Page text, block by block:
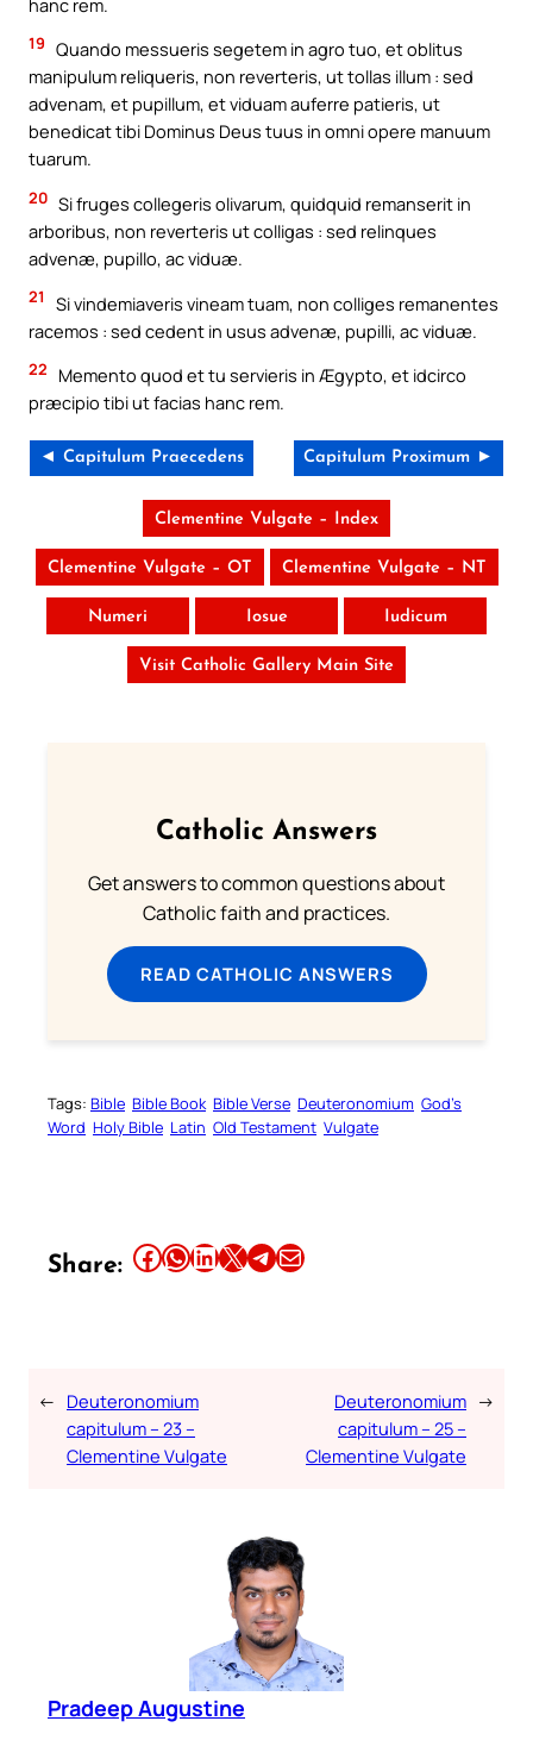
19 Quando messueris segetem in agro tuo, et oblitus
manipulum reliqueris, non reverteris, ut tollas illum : sed
advenam, et pupillum, et viduam auferre patieris, ut
benedicat tibi Dominus Deus tuus in omni opere manuum
tuarum.
20 Si fruges collegeris olivarum, quidquid remanserit in
arboribus, non reverteris ut colligas : sed relinques
advenæ, pupillo, ac viduæ.
21
Si vindemiaveris vineam tuam, non colliges remanentes
racemos : sed cedent in usus advenæ, pupilli, ac viduæ.
22
Memento quod et tu servieris in Ægypto, et idcirco
præcipio tibi ut facias hanc rem.
◄ Capitulum Praecedens Capitulum Proximum ►
Clementine Vulgate – Index
Clementine Vulgate – OT Clementine Vulgate – NT
Numeri Iosue Iudicum
Visit Catholic Gallery Main Site
Catholic Answers
Get answers to common questions about
Catholic faith and practices.
READ CATHOLIC ANSWERS
Tags: Bible Bible Book Bible Verse Deuteronomium God’s
Word Holy Bible Latin Old Testament Vulgate
Share: Share this article on Facebook Share this article on WhatsApp Share this article on LinkedIn Share this article on X Share this article on TelegramEmail this Article
← Deuteronomium
capitulum – 23 –
Clementine Vulgate
Deuteronomium
capitulum – 25 –
Clementine Vulgate
→
Pradeep Augustine